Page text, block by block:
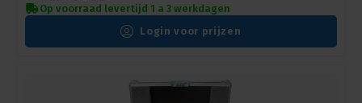
Op voorraad levertijd 1 a 3 werkdagen
Login voor prijzen